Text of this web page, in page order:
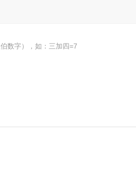
数字），如：三加四=7